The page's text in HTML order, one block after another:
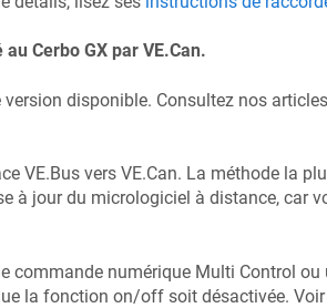
au Cerbo GXpar VE.Can.
disponible. Consultez nos
VE.Bus vers VE.Can. La méthode la
à jour du micrologiciel à distance, car
commande numérique Multi Control ou
la fonction on/off soit désactivée.